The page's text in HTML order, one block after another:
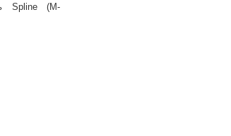
Spline (М-